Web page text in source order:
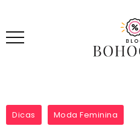
Dicas Moda Feminina